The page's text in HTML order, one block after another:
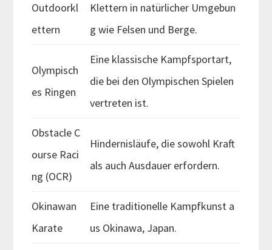
Outdoorkl
ettern
Klettern in natürlicher Umgebun
g wie Felsen und Berge.
Olympisch
es Ringen
Eine klassische Kampfsportart,
die bei den Olympischen Spielen
vertreten ist.
Obstacle C
ourse Raci
ng (OCR)
Hindernisläufe, die sowohl Kraft
als auch Ausdauer erfordern.
Okinawan
Karate
Eine traditionelle Kampfkunst a
us Okinawa, Japan.